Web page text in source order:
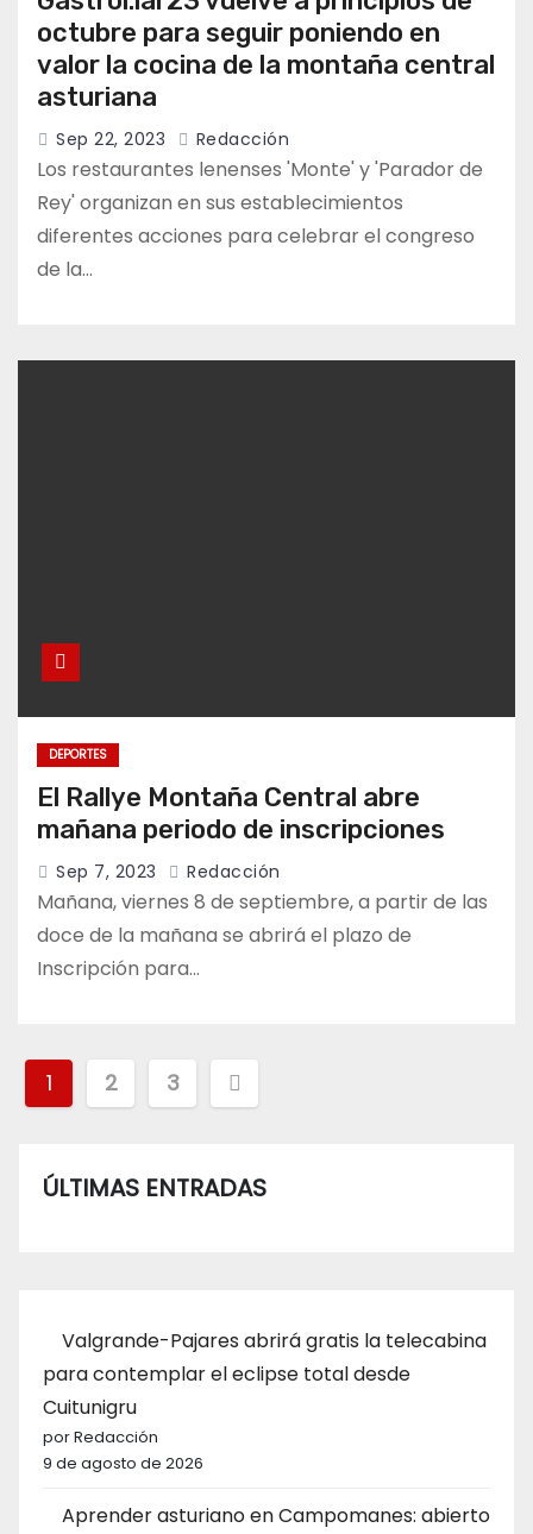
octubre para seguir poniendo en
valor la cocina de la montaña central
asturiana
Sep 22, 2023 Redacción
Los restaurantes lenenses 'Monte' y 'Parador de
Rey' organizan en sus establecimientos
diferentes acciones para celebrar el congreso
de la…
DEPORTES
El Rallye Montaña Central abre
mañana periodo de inscripciones
Sep 7, 2023 Redacción
Mañana, viernes 8 de septiembre, a partir de las
doce de la mañana se abrirá el plazo de
Inscripción para…
Paginación
entradas
1 2 3
ÚLTIMAS ENTRADAS
Valgrande-Pajares abrirá gratis la telecabina
para contemplar el eclipse total desde
Cuitunigru
por Redacción
9 de agosto de 2026
Aprender asturiano en Campomanes: abierto